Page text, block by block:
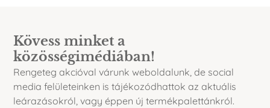
Kövess minket a
közösségimédiában!
Rengeteg akcióval várunk weboldalunk, de social
media felületeinken is tájékozódhattok az aktuális
leárazásokról, vagy éppen új termékpalettánkról.